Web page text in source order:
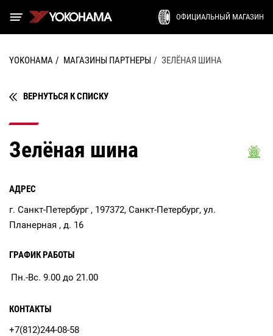
ОФИЦИАЛЬНЫЙ МАГАЗИН
YOKOHAMA МАГАЗИНЫ ПАРТНЕРЫ ЗЕЛЁНАЯ ШИНА
ВЕРНУТЬСЯ К СПИСКУ
Зелёная шина
АДРЕС
г. Санкт-Петербург , 197372, Санкт-Петербург, ул.
Планерная , д. 16
ГРАФИК РАБОТЫ
Пн.-Вс. 9.00 до 21.00
КОНТАКТЫ
+7(812)244-08-58